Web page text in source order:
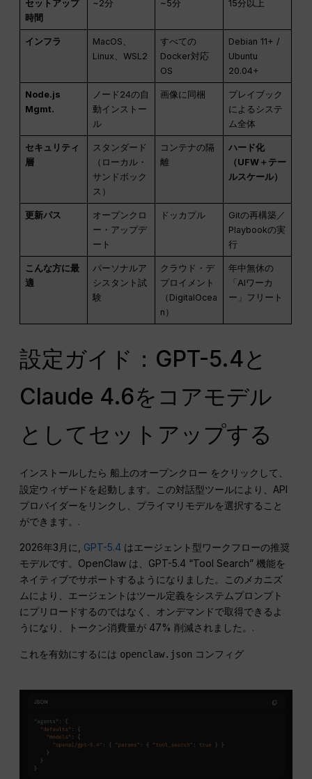
セットアップ
時間
~2分 ~5分 15分以上
インフラ
MacOS、
Linux、WSL2
すべての
Docker対応
OS
Debian 11+ /
Ubuntu
20.04+
Node.js
Mgmt.
ノード24の自
動インストー
ル
画像に同梱
プレイブック
によるシステ
ム全体
セキュリティ
層
スタンダード
（ローカル・
サンドボック
ス）
コンテナの隔
離
ハード化
（UFW＋テー
ルスケール）
更新パス
オープンクロ
ー・アップデ
ート
ドッカプル
Gitの再構築／
Playbookの実
行
こんな方に最
適
パーソナルア
シスタント試
験
クラウド・デ
プロイメント
（DigitalOcea
n）
年中無休の
「AIワーカ
ー」フリート
設定ガイド：GPT-5.4と
Claude 4.6をコアモデル
としてセットアップする
インストールしたら 船上のオープンクロー をクリックして、
設定ウィザードを起動します。この対話型ツールにより、API
プロバイダーをリンクし、プライマリモデルを選択すること
ができます。.
2026年3月に, GPT-5.4 はエージェント型ワークフローの推奨
モデルです。OpenClaw は、GPT-5.4 “Tool Search” 機能を
ネイティブでサポートするようになりました。このメカニズ
ムにより、エージェントはツール定義をシステムプロンプト
にプリロードするのではなく、オンデマンドで取得できるよ
うになり、トークン消費量が 47% 削減されました。.
これを有効にするには openclaw.json コンフィグ